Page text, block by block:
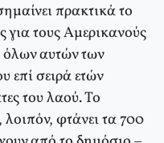
πρακτικά το
τους Αμερικανούς
αυτών των
επί σειρά ετών
του λαού. Το
φτάνει τα 700